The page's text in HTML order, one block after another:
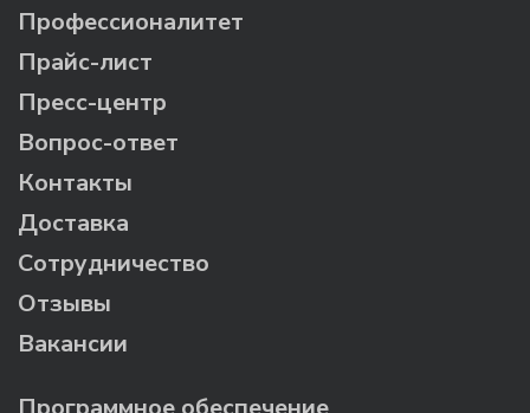
Профессионалитет
Прайс-лист
Пресс-центр
Вопрос-ответ
Контакты
Доставка
Сотрудничество
Отзывы
Вакансии